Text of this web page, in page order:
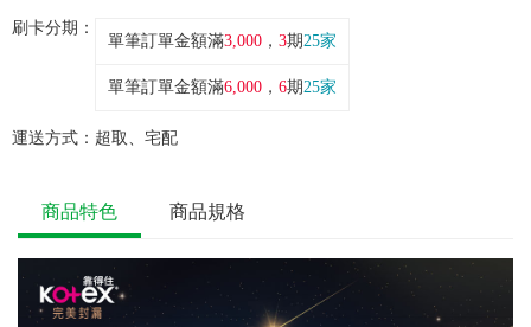
刷卡分期：
單筆訂單金額滿3,000 ， 3期25家
單筆訂單金額滿6,000 ， 6期25家
運送方式： 超取、宅配
商品特色 商品規格